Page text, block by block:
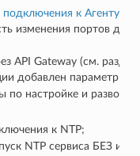
подключения к Агенту
изменения портов
API Gateway (см. раздел
добавлен параметр
по настройке и
к NTP;
NTP сервиса БЕЗ